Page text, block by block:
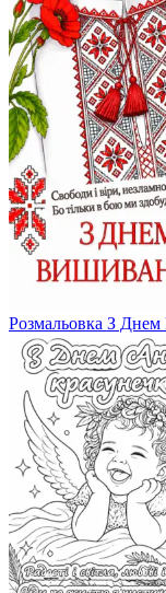
Розмальовка З